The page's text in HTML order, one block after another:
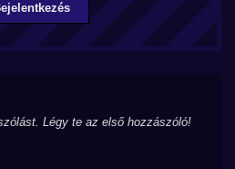
Légy te az első hozzászóló!